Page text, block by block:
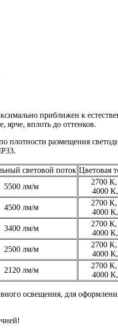
приближен к
ярче, вплоть до оттенков.
размещения
световой поток Цветовая
5500 лм/м
2700
4000
4500 лм/м
2700
4000
3400 лм/м
2700
4000
2500 лм/м
2700
4000
2120 лм/м
2700
4000
освещения, для